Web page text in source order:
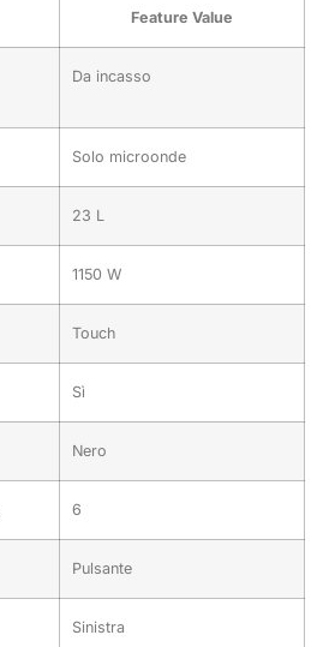
Feature Value
Da incasso
Solo microonde
23 L
1150 W
Touch
Sì
Nero
6
Pulsante
Sinistra